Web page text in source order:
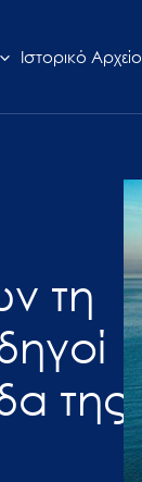
Ιστορικό Αρχείο
τη
της